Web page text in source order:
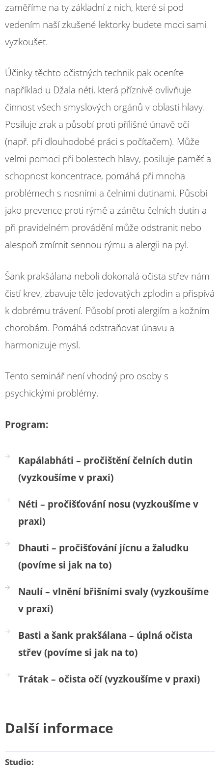
zaměříme na ty základní z nich, které si pod
vedením naší zkušené lektorky budete moci sami
vyzkoušet.
Účinky těchto očistných technik pak oceníte
například u Džala néti, která příznivě ovlivňuje
činnost všech smyslových orgánů v oblasti hlavy.
Posiluje zrak a působí proti přílišné únavě očí
(např. při dlouhodobé práci s počítačem). Může
velmi pomoci při bolestech hlavy, posiluje paměť a
schopnost koncentrace, pomáhá při mnoha
problémech s nosními a čelními dutinami. Působí
jako prevence proti rýmě a zánětu čelních dutin a
při pravidelném provádění může odstranit nebo
alespoň zmírnit sennou rýmu a alergii na pyl.
Šank prakšálana neboli dokonalá očista střev nám
čistí krev, zbavuje tělo jedovatých zplodin a přispívá
k dobrému trávení. Působí proti alergiím a kožním
chorobám. Pomáhá odstraňovat únavu a
harmonizuje mysl.
Tento seminář není vhodný pro osoby s
psychickými problémy.
Program:
Kapálabháti – pročištění čelních dutin
(vyzkoušíme v praxi)
Néti – pročišťování nosu (vyzkoušíme v
praxi)
Dhauti – pročišťování jícnu a žaludku
(povíme si jak na to)
Naulí – vlnění břišními svaly (vyzkoušíme
v praxi)
Basti a šank prakšálana – úplná očista
střev (povíme si jak na to)
Trátak – očista očí (vyzkoušíme v praxi)
Další informace
Studio: